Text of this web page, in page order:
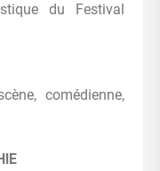
du Festival
comédienne,